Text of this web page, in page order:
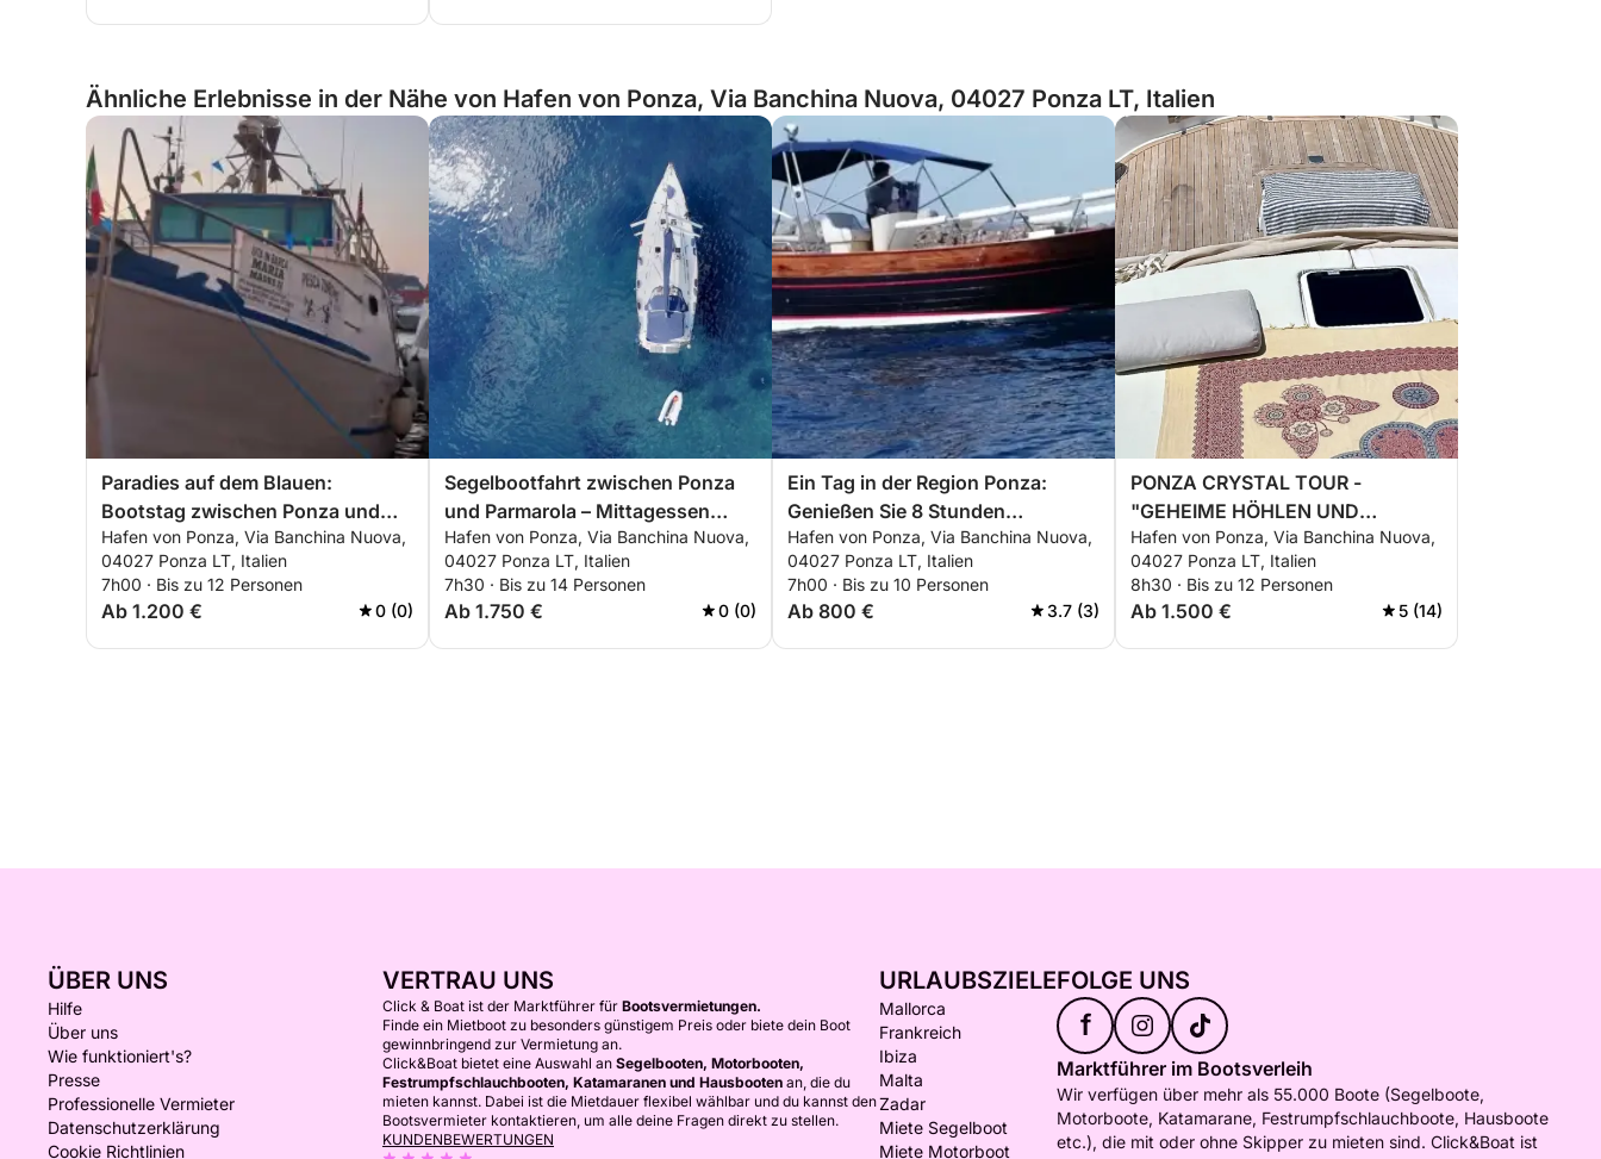
Ähnliche Erlebnisse in der Nähe von Hafen von Ponza, Via Banchina Nuova, 04027 Ponza LT, Italien
Paradies auf dem Blauen:
Bootstag zwischen Ponza und
Palmarola
Hafen von Ponza, Via Banchina Nuova,
04027 Ponza LT, Italien
7h00 · Bis zu 12 Personen
Ab 1.200 € 0 (0)
Segelbootfahrt zwischen Ponza
und Parmarola – Mittagessen
inklusive
Hafen von Ponza, Via Banchina Nuova,
04027 Ponza LT, Italien
7h30 · Bis zu 14 Personen
Ab 1.750 € 0 (0)
Ein Tag in der Region Ponza:
Genießen Sie 8 Stunden
Erkundungstour an Bord eines
Motorboots.
Hafen von Ponza, Via Banchina Nuova,
04027 Ponza LT, Italien
7h00 · Bis zu 10 Personen
Ab 800 € 3.7 (3)
PONZA CRYSTAL TOUR -
"GEHEIME HÖHLEN UND
TÜRKISFARBENES GEWÄSSER"
Hafen von Ponza, Via Banchina Nuova,
04027 Ponza LT, Italien
8h30 · Bis zu 12 Personen
Ab 1.500 € 5 (14)
ÜBER UNS
Hilfe
Über uns
Wie funktioniert's?
Presse
Professionelle Vermieter
Datenschutzerklärung
Cookie Richtlinien
VERTRAU UNS
Click & Boat ist der Marktführer für Bootsvermietungen.
Finde ein Mietboot zu besonders günstigem Preis oder biete dein Boot
gewinnbringend zur Vermietung an.
Click&Boat bietet eine Auswahl an Segelbooten, Motorbooten,
Festrumpfschlauchbooten, Katamaranen und Hausbooten an, die du
mieten kannst. Dabei ist die Mietdauer flexibel wählbar und du kannst den
Bootsvermieter kontaktieren, um alle deine Fragen direkt zu stellen.
KUNDENBEWERTUNGEN
URLAUBSZIELE
Mallorca
Frankreich
Ibiza
Malta
Zadar
Miete Segelboot
Miete Motorboot
FOLGE UNS
f
Marktführer im Bootsverleih
Wir verfügen über mehr als 55.000 Boote (Segelboote,
Motorboote, Katamarane, Festrumpfschlauchboote, Hausboote
etc.), die mit oder ohne Skipper zu mieten sind. Click&Boat ist